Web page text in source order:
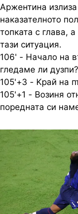
Аржентина
наказателното
топката с глава,
тази ситуация.
106' - Начало на
гледаме ли дузпи?
105'+3 - Kрай на
105'+1 - Возиня
поредната си